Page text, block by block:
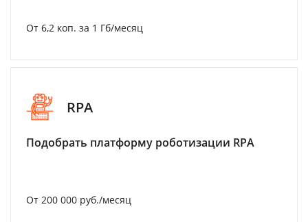
От 6,2 коп. за 1 Гб/месяц
RPA
Подобрать платформу роботизации RPA
От 200 000 руб./месяц